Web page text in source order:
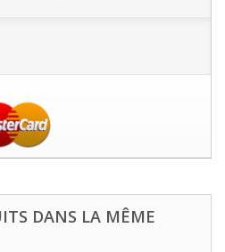
DANS LA MÊME